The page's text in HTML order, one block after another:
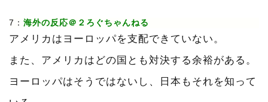
7： 海外の反応＠２ろぐちゃんねる
アメリカはヨーロッパを支配できていない。
また、アメリカはどの国とも対決する余裕がある。
ヨーロッパはそうではないし、日本もそれを知って